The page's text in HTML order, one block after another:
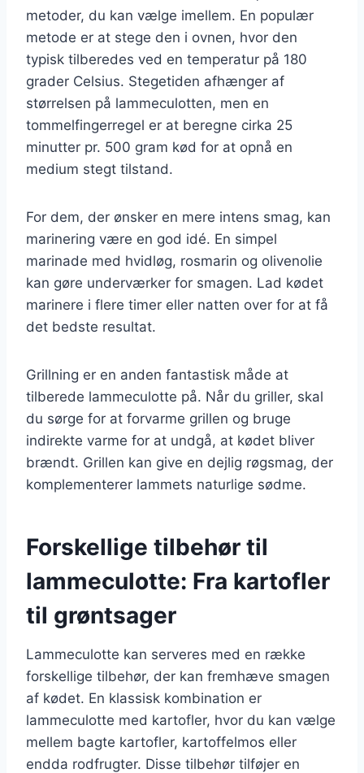
metoder, du kan vælge imellem. En populær
metode er at stege den i ovnen, hvor den
typisk tilberedes ved en temperatur på 180
grader Celsius. Stegetiden afhænger af
størrelsen på lammeculotten, men en
tommelfingerregel er at beregne cirka 25
minutter pr. 500 gram kød for at opnå en
medium stegt tilstand.
For dem, der ønsker en mere intens smag, kan
marinering være en god idé. En simpel
marinade med hvidløg, rosmarin og olivenolie
kan gøre underværker for smagen. Lad kødet
marinere i flere timer eller natten over for at få
det bedste resultat.
Grillning er en anden fantastisk måde at
tilberede lammeculotte på. Når du griller, skal
du sørge for at forvarme grillen og bruge
indirekte varme for at undgå, at kødet bliver
brændt. Grillen kan give en dejlig røgsmag, der
komplementerer lammets naturlige sødme.
Forskellige tilbehør til
lammeculotte: Fra kartofler
til grøntsager
Lammeculotte kan serveres med en række
forskellige tilbehør, der kan fremhæve smagen
af kødet. En klassisk kombination er
lammeculotte med kartofler, hvor du kan vælge
mellem bagte kartofler, kartoffelmos eller
endda rodfrugter. Disse tilbehør tilføjer en